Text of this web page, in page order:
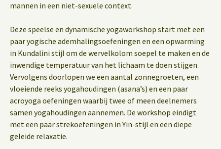
mannen in een niet-sexuele context.
Deze speelse en dynamische yogaworkshop start met een
paar yogische ademhalingsoefeningen en een opwarming
in Kundalini stijl om de wervelkolom soepel te maken en de
inwendige temperatuur van het lichaam te doen stijgen.
Vervolgens doorlopen we een aantal zonnegroeten, een
vloeiende reeks yogahoudingen (asana’s) en een paar
acroyoga oefeningen waarbij twee of meen deelnemers
samen yogahoudingen aannemen. De workshop eindigt
met een paar strekoefeningen in Yin-stijl en een diepe
geleide relaxatie.